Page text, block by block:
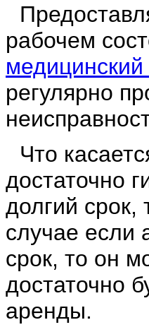
рабочем
регулярно
Что
достаточно
долгий срок,
случае если
срок, то он
достаточно
аренды.